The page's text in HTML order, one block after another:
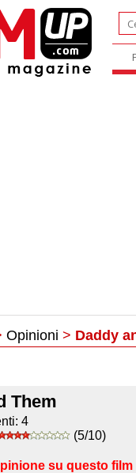
Opinioni > Daddy
Them
4
(5/10)
su questo film